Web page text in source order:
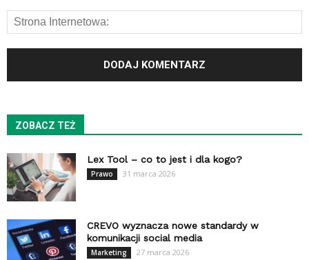
ZOBACZ TEŻ
Lex Tool – co to jest i dla kogo?
Prawo 31 marca 2026
CREVO wyznacza nowe standardy w
komunikacji social media
Marketing 27 marca 2026